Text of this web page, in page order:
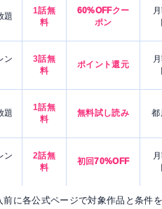
題
1話無
料
60%OFFクー
ポン
ン
3話無
料
ポイント還元
題
1話無
料
無料試し読み 都
ン
2話無
料
初回70%OFF
に各公式ページで対象作品と条件を